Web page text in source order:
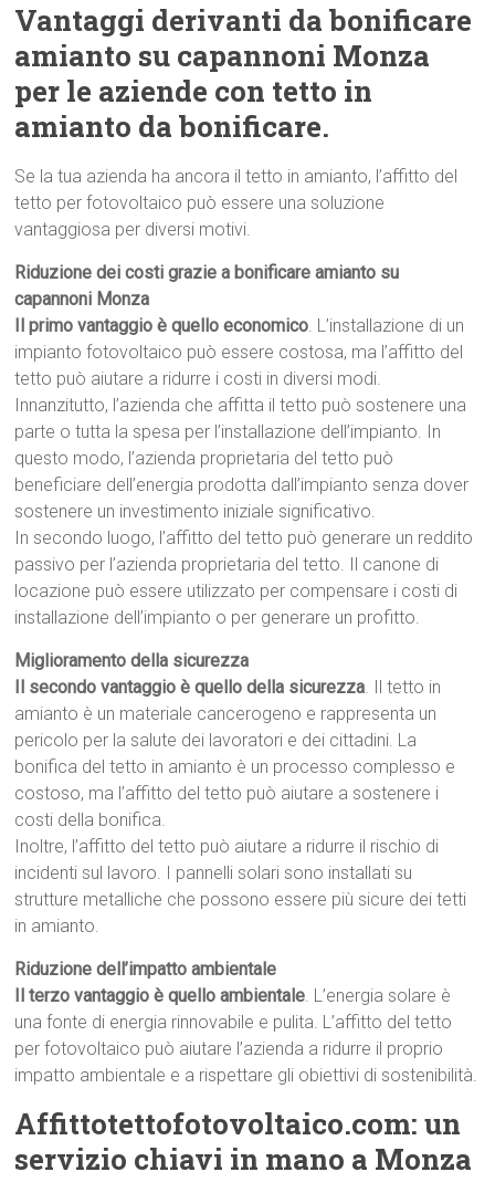
Vantaggi derivanti da bonificare
amianto su capannoni Monza
per le aziende con tetto in
amianto da bonificare.
Se la tua azienda ha ancora il tetto in amianto, l’affitto del
tetto per fotovoltaico può essere una soluzione
vantaggiosa per diversi motivi.
Riduzione dei costi grazie a bonificare amianto su
capannoni Monza
Il primo vantaggio è quello economico. L’installazione di un
impianto fotovoltaico può essere costosa, ma l’affitto del
tetto può aiutare a ridurre i costi in diversi modi.
Innanzitutto, l’azienda che affitta il tetto può sostenere una
parte o tutta la spesa per l’installazione dell’impianto. In
questo modo, l’azienda proprietaria del tetto può
beneficiare dell’energia prodotta dall’impianto senza dover
sostenere un investimento iniziale significativo.
In secondo luogo, l’affitto del tetto può generare un reddito
passivo per l’azienda proprietaria del tetto. Il canone di
locazione può essere utilizzato per compensare i costi di
installazione dell’impianto o per generare un profitto.
Miglioramento della sicurezza
Il secondo vantaggio è quello della sicurezza. Il tetto in
amianto è un materiale cancerogeno e rappresenta un
pericolo per la salute dei lavoratori e dei cittadini. La
bonifica del tetto in amianto è un processo complesso e
costoso, ma l’affitto del tetto può aiutare a sostenere i
costi della bonifica.
Inoltre, l’affitto del tetto può aiutare a ridurre il rischio di
incidenti sul lavoro. I pannelli solari sono installati su
strutture metalliche che possono essere più sicure dei tetti
in amianto.
Riduzione dell’impatto ambientale
Il terzo vantaggio è quello ambientale. L’energia solare è
una fonte di energia rinnovabile e pulita. L’affitto del tetto
per fotovoltaico può aiutare l’azienda a ridurre il proprio
impatto ambientale e a rispettare gli obiettivi di sostenibilità.
Affittotettofotovoltaico.com: un
servizio chiavi in mano a Monza